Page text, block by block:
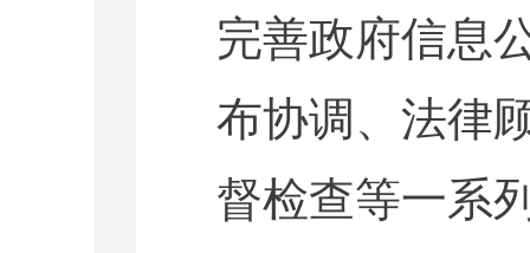
完善政府信息
布协调、法律
督检查等一系